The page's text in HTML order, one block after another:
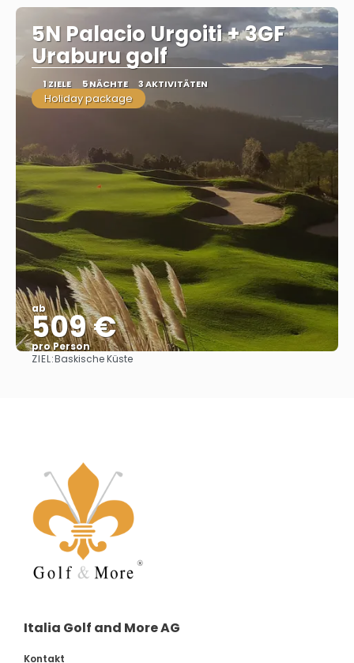
5N Palacio Urgoiti + 3GF
Uraburu golf
1 ZIELE 5 NÄCHTE 3 AKTIVITÄTEN
Holiday package
ab
509 €
pro Person
ZIEL:Baskische Küste
Italia Golf and More AG
Kontakt